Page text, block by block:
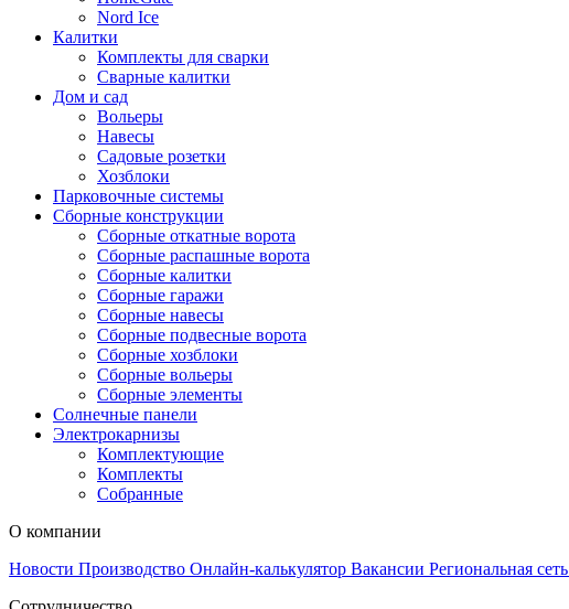
Nord Ice
Калитки
Комплекты для сварки
Сварные калитки
Дом и сад
Вольеры
Навесы
Садовые розетки
Хозблоки
Парковочные системы
Сборные конструкции
Сборные откатные ворота
Сборные распашные ворота
Сборные калитки
Сборные гаражи
Сборные навесы
Сборные подвесные ворота
Сборные хозблоки
Сборные вольеры
Сборные элементы
Солнечные панели
Электрокарнизы
Комплектующие
Комплекты
Собранные
О компании
Новости Производство Онлайн-калькулятор Вакансии Региональная сеть